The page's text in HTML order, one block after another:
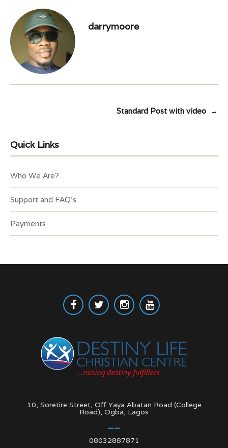
darrymoore
Standard Post with video →
Quick Links
Who We Are?
Support and FAQ’s
Payments
10, Soretire Street, Off Yaya Abatan Road (College
Road), Ogba, Lagos
08032887871